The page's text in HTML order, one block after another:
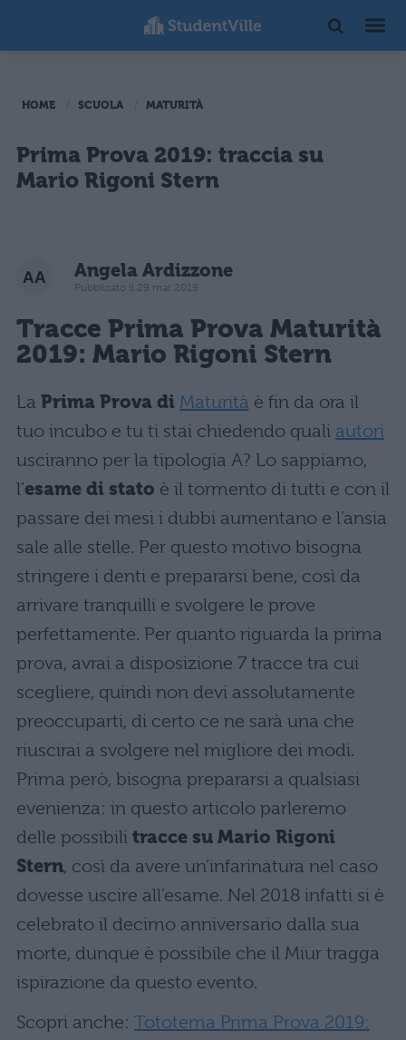
HOME SCUOLA MATURITÀ
Prima Prova 2019: traccia su
Mario Rigoni Stern
Angela Ardizzone
Pubblicato il 29 mar 2019
Tracce Prima Prova Maturità
2019: Mario Rigoni Stern
La Prima Prova di Maturità è fin da ora il
tuo incubo e tu ti stai chiedendo quali autori
usciranno per la tipologia A? Lo sappiamo,
l’esame di stato è il tormento di tutti e con il
passare dei mesi i dubbi aumentano e l’ansia
sale alle stelle. Per questo motivo bisogna
stringere i denti e prepararsi bene, così da
arrivare tranquilli e svolgere le prove
perfettamente. Per quanto riguarda la prima
prova, avrai a disposizione 7 tracce tra cui
scegliere, quindi non devi assolutamente
preoccuparti, di certo ce ne sarà una che
riuscirai a svolgere nel migliore dei modi.
Prima però, bisogna prepararsi a qualsiasi
evenienza: in questo articolo parleremo
delle possibili tracce su Mario Rigoni
Stern, così da avere un’infarinatura nel caso
dovesse uscire all’esame. Nel 2018 infatti si è
celebrato il decimo anniversario dalla sua
morte, dunque è possibile che il Miur tragga
ispirazione da questo evento.
Scopri anche: Tototema Prima Prova 2019: